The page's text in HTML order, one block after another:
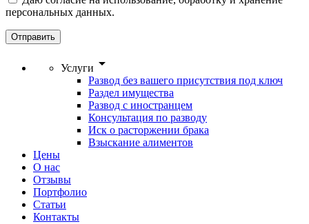
персональных данных.
Отправить
Услуги arrow_drop_down
Развод без вашего присутствия под ключ
Раздел имущества
Развод с иностранцем
Консультация по разводу
Иск о расторжении брака
Взыскание алиментов
Цены
О нас
Отзывы
Портфолио
Статьи
Контакты